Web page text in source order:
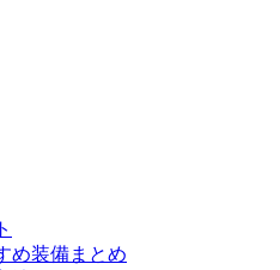
め装備まとめ